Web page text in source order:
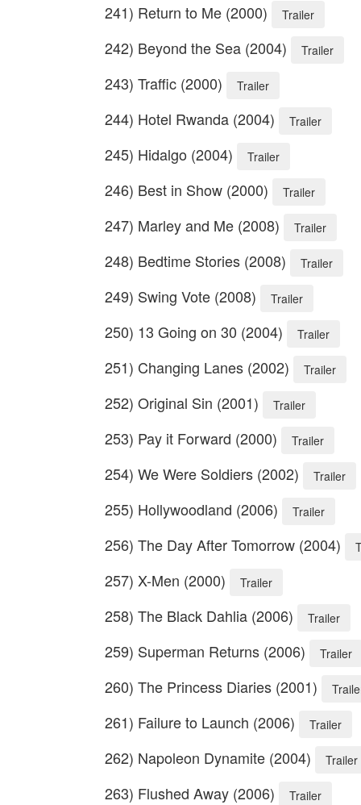
241) Return to Me (2000) Trailer
242) Beyond the Sea (2004) Trailer
243) Traffic (2000) Trailer
244) Hotel Rwanda (2004) Trailer
245) Hidalgo (2004) Trailer
246) Best in Show (2000) Trailer
247) Marley and Me (2008) Trailer
248) Bedtime Stories (2008) Trailer
249) Swing Vote (2008) Trailer
250) 13 Going on 30 (2004) Trailer
251) Changing Lanes (2002) Trailer
252) Original Sin (2001) Trailer
253) Pay it Forward (2000) Trailer
254) We Were Soldiers (2002) Trailer
255) Hollywoodland (2006) Trailer
256) The Day After Tomorrow (2004)
257) X-Men (2000) Trailer
258) The Black Dahlia (2006) Trailer
259) Superman Returns (2006) Trailer
260) The Princess Diaries (2001)
261) Failure to Launch (2006) Trailer
262) Napoleon Dynamite (2004) Trailer
263) Flushed Away (2006) Trailer